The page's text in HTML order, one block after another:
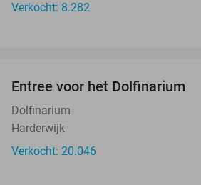
Verkocht: 8.282
Entree voor het Dolfinarium
Dolfinarium
Harderwijk
Verkocht: 20.046